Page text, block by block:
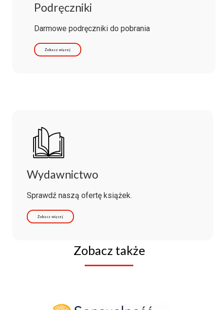
Podręczniki
Darmowe podręczniki do pobrania
Zobacz więcej
Wydawnictwo
Sprawdź naszą ofertę książek.
Zobacz więcej
Zobacz także